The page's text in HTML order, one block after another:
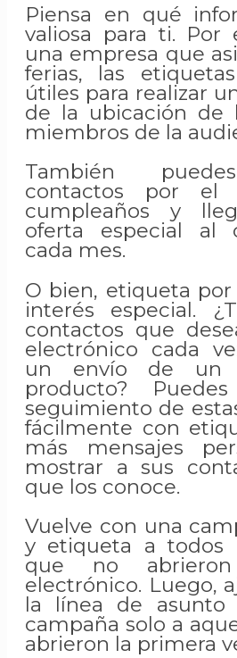
Piensa en qué
valiosa para ti. Por
una empresa que
ferias, las
útiles para realizar
de la ubicación de
miembros de la
También
contactos por
cumpleaños y
oferta especial al
cada mes.
O bien, etiqueta
interés especial.
contactos que
electrónico cada
un envío de un
producto?
seguimiento de
fácilmente con
más mensajes
mostrar a sus
que los conoce.
Vuelve con una
y etiqueta a todos
que no
electrónico. Luego,
la línea de asunto
campaña solo a
abrieron la primera